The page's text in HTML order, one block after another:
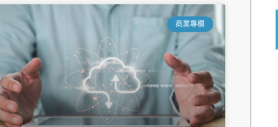
商業專欄